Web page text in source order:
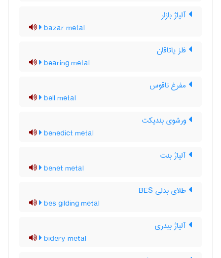
آلیاژ بازار
bazar metal
فلز یاتاقان
bearing metal
مفرغ ناقوس
bell metal
ورشوی بندیکت
benedict metal
آلیاژ بنت
benet metal
طلای بدلی BES
bes gilding metal
آلیاژ بیدری
bidery metal